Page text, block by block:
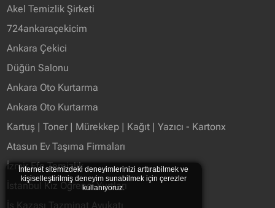
Akel Temizlik Şirketi
724ankaraçekicim
Ankara Çekici
Düğün Salonu
Ankara Oto Kurtarma
Ankara Oto Kurtarma
Kartuş | Toner | Mürekkep | Kağıt | Yazıcı - Kartonx
Atasun Ev Taşıma Firmaları
İzmir Efe Temizlik
İstanbul Kız Öğrenci Yurtları
İş Kazası Tazminat Avukatı
İnternet sitemizdeki deneyimlerinizi arttırabilmek ve
kişiselleştirilmiş deneyim sunabilmek için çerezler
kullanıyoruz.